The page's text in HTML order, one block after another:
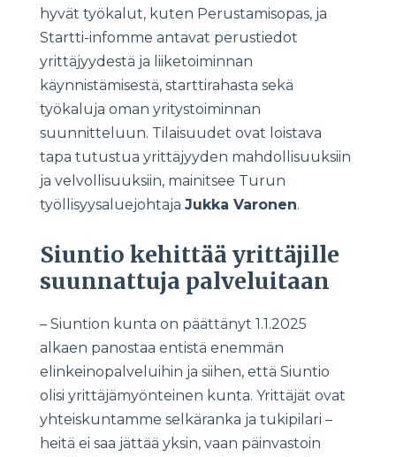
hyvät työkalut, kuten Perustamisopas, ja
Startti-infomme antavat perustiedot
yrittäjyydestä ja liiketoiminnan
käynnistämisestä, starttirahasta sekä
työkaluja oman yritystoiminnan
suunnitteluun. Tilaisuudet ovat loistava
tapa tutustua yrittäjyyden mahdollisuuksiin
ja velvollisuuksiin, mainitsee Turun
työllisyysaluejohtaja Jukka Varonen.
Siuntio kehittää yrittäjille
suunnattuja palveluitaan
– Siuntion kunta on päättänyt 1.1.2025
alkaen panostaa entistä enemmän
elinkeinopalveluihin ja siihen, että Siuntio
olisi yrittäjämyönteinen kunta. Yrittäjät ovat
yhteiskuntamme selkäranka ja tukipilari –
heitä ei saa jättää yksin, vaan päinvastoin